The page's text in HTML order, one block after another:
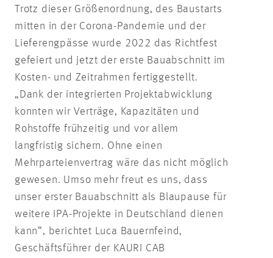
Trotz dieser Größenordnung, des Baustarts
mitten in der Corona-Pandemie und der
Lieferengpässe wurde 2022 das Richtfest
gefeiert und jetzt der erste Bauabschnitt im
Kosten- und Zeitrahmen fertiggestellt.
„Dank der integrierten Projektabwicklung
konnten wir Verträge, Kapazitäten und
Rohstoffe frühzeitig und vor allem
langfristig sichern. Ohne einen
Mehrparteienvertrag wäre das nicht möglich
gewesen. Umso mehr freut es uns, dass
unser erster Bauabschnitt als Blaupause für
weitere IPA-Projekte in Deutschland dienen
kann“, berichtet Luca Bauernfeind,
Geschäftsführer der KAURI CAB